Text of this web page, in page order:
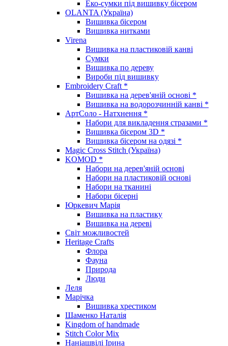
Еко-сумки під вишивку бісером
OLANTA (Україна)
Вишивка бісером
Вишивка нитками
Virena
Вишивка на пластиковій канві
Сумки
Вишивка по дереву
Вироби під вишивку
Embroidery Craft *
Вишивка на дерев'яній основі *
Вишивка на водорозчинній канві *
АртСоло - Натхнення *
Набори для викладення стразами *
Вишивка бісером 3D *
Вишивка бісером на одязі *
Magic Cross Stitch (Україна)
KOMOD *
Набори на дерев'яній основі
Набори на пластиковій основі
Набори на тканині
Набори бісерні
Юркевич Марія
Вишивка на пластику
Вишивка на дереві
Світ можливостей
Heritage Crafts
Флора
Фауна
Природа
Люди
Леля
Марічка
Вишивка хрестиком
Шаменко Наталія
Kingdom of handmade
Stitch Color Mix
Наніашвілі Ірина